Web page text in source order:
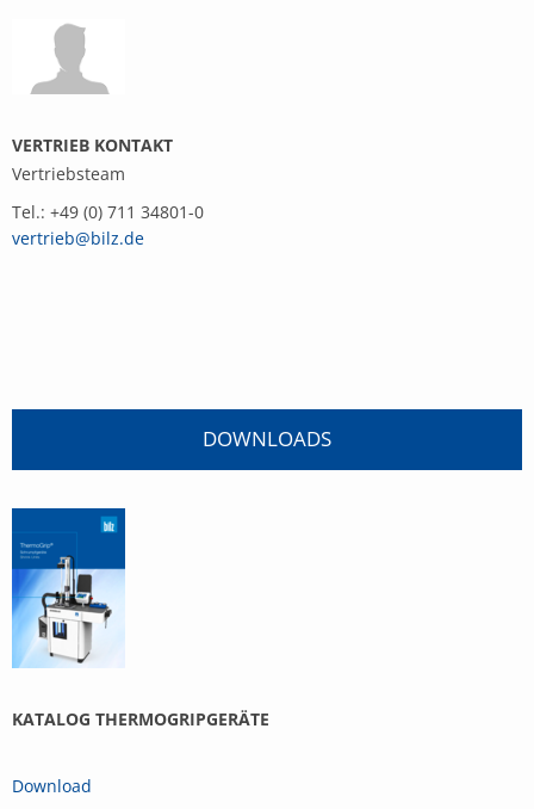
VERTRIEB KONTAKT
Vertriebsteam
Tel.: +49 (0) 711 34801-0
vertrieb@bilz.de
DOWNLOADS
KATALOG THERMOGRIPGERÄTE
Download